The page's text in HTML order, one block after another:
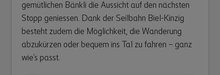
gemütlichen Bänkli die Aussicht auf den nächsten
Stopp geniessen. Dank der Seilbahn Biel-Kinzig
besteht zudem die Möglichkeit, die Wanderung
abzukürzen oder bequem ins Tal zu fahren – ganz
wie’s passt.